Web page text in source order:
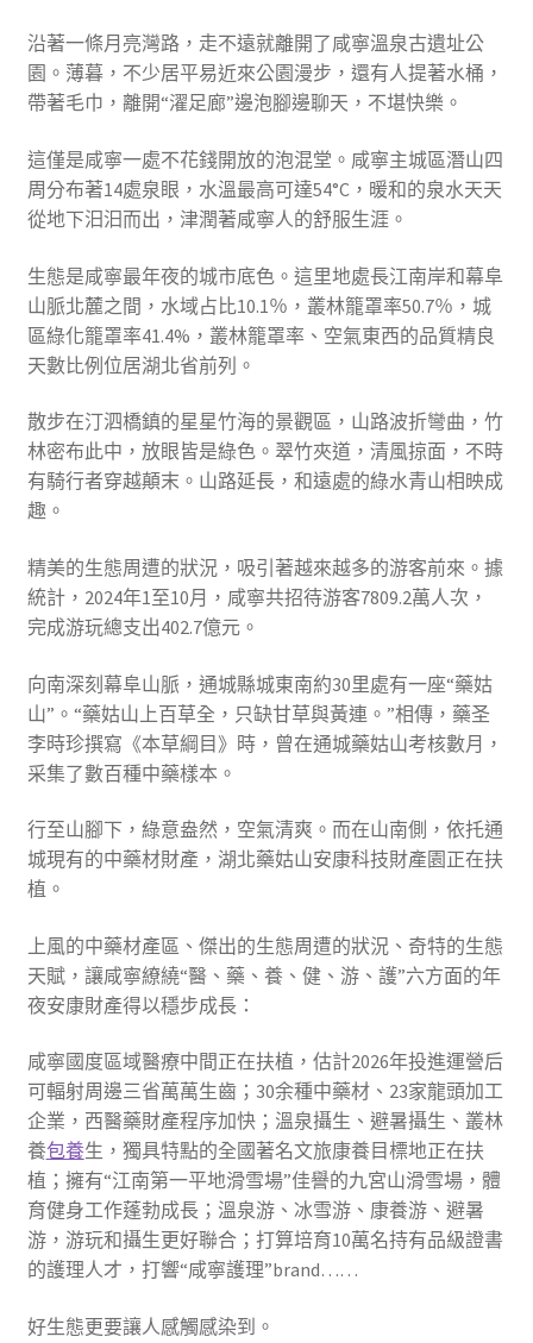
沿著一條月亮灣路，走不遠就離開了咸寧溫泉古遺址公
園。薄暮，不少居平易近來公園漫步，還有人提著水桶，
帶著毛巾，離開“濯足廊”邊泡腳邊聊天，不堪快樂。
這僅是咸寧一處不花錢開放的泡混堂。咸寧主城區潛山四
周分布著14處泉眼，水溫最高可達54°C，暖和的泉水天天
從地下汩汩而出，津潤著咸寧人的舒服生涯。
生態是咸寧最年夜的城市底色。這里地處長江南岸和幕阜
山脈北麓之間，水域占比10.1％，叢林籠罩率50.7％，城
區綠化籠罩率41.4%，叢林籠罩率、空氣東西的品質精良
天數比例位居湖北省前列。
散步在汀泗橋鎮的星星竹海的景觀區，山路波折彎曲，竹
林密布此中，放眼皆是綠色。翠竹夾道，清風掠面，不時
有騎行者穿越顛末。山路延長，和遠處的綠水青山相映成
趣。
精美的生態周遭的狀況，吸引著越來越多的游客前來。據
統計，2024年1至10月，咸寧共招待游客7809.2萬人次，
完成游玩總支出402.7億元。
向南深刻幕阜山脈，通城縣城東南約30里處有一座“藥姑
山”。“藥姑山上百草全，只缺甘草與黃連。”相傳，藥圣
李時珍撰寫《本草綱目》時，曾在通城藥姑山考核數月，
采集了數百種中藥樣本。
行至山腳下，綠意盎然，空氣清爽。而在山南側，依托通
城現有的中藥材財產，湖北藥姑山安康科技財產園正在扶
植。
上風的中藥材產區、傑出的生態周遭的狀況、奇特的生態
天賦，讓咸寧繚繞“醫、藥、養、健、游、護”六方面的年
夜安康財產得以穩步成長：
咸寧國度區域醫療中間正在扶植，估計2026年投進運營后
可輻射周邊三省萬萬生齒；30余種中藥材、23家龍頭加工
企業，西醫藥財產程序加快；溫泉攝生、避暑攝生、叢林
養包養生，獨具特點的全國著名文旅康養目標地正在扶
植；擁有“江南第一平地滑雪場”佳譽的九宮山滑雪場，體
育健身工作蓬勃成長；溫泉游、冰雪游、康養游、避暑
游，游玩和攝生更好聯合；打算培育10萬名持有品級證書
的護理人才，打響“咸寧護理”brand……
好生態更要讓人感觸感染到。